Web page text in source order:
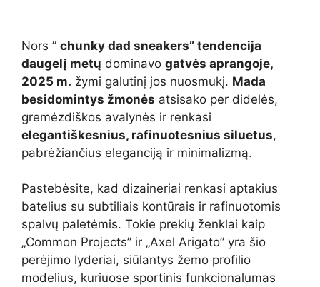
Nors ” chunky dad sneakers” tendencija
daugelį metų dominavo gatvės aprangoje,
2025 m. žymi galutinį jos nuosmukį. Mada
besidomintys žmonės atsisako per didelės,
gremėzdiškos avalynės ir renkasi
elegantiškesnius, rafinuotesnius siluetus,
pabrėžiančius eleganciją ir minimalizmą.
Pastebėsite, kad dizaineriai renkasi aptakius
batelius su subtiliais kontūrais ir rafinuotomis
spalvų paletėmis. Tokie prekių ženklai kaip
„Common Projects” ir „Axel Arigato” yra šio
perėjimo lyderiai, siūlantys žemo profilio
modelius, kuriuose sportinis funkcionalumas